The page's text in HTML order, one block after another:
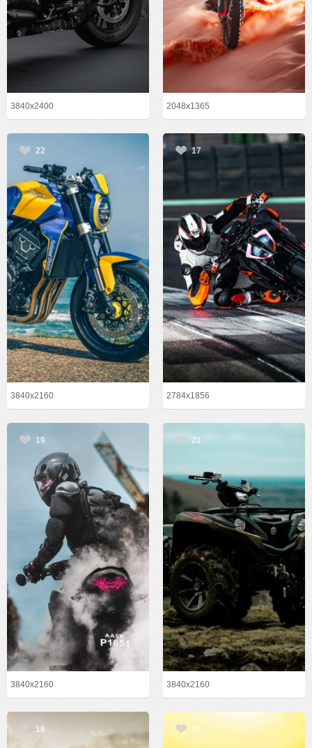
3840x2400 2048x1365
22
3840x2160
17
2784x1856
19
3840x2160
21
3840x2160
19 15